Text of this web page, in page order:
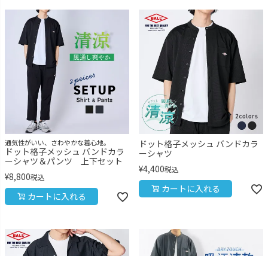
通気性がいい、さわやかな着心地。
ドット格子メッシュ バンドカラ
ーシャツ＆パンツ 上下セット
¥8,800税込
カートに入れる
ドット格子メッシュ バンドカラ
ーシャツ
¥4,400税込
カートに入れる